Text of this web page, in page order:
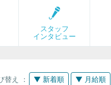
スタッフ
インタビュー
替え ： ▼ 新着順 ▼ 月給順